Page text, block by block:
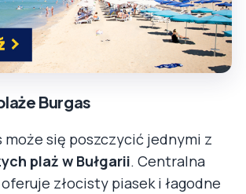
Burgas
może się poszczycić jednymi z
plaż w Bułgarii. Centralna
złocisty piasek i łagodne